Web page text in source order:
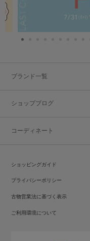
ブランド一覧
ショップブログ
コーディネート
ショッピングガイド
プライバシーポリシー
古物営業法に基づく表示
ご利用環境について